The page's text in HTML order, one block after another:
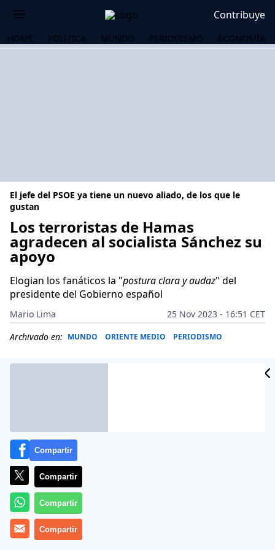
Contribuye
HOME POLÍTICA MUNDO PERIODISMO ECONOMÍA
El jefe del PSOE ya tiene un nuevo aliado, de los que le
gustan
Los terroristas de Hamas
agradecen al socialista Sánchez su
apoyo
Elogian los fanáticos la "postura clara y audaz" del
presidente del Gobierno español
Mario Lima
25 Nov 2023 - 16:51 CET
Archivado en: MUNDO ORIENTE MEDIO PERIODISMO
Más información
Compartir
Compartir
Compartir
Compartir